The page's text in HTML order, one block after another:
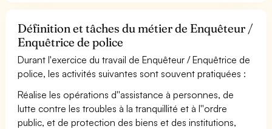
Définition et tâches du métier de Enquêteur /
Enquêtrice de police
Durant l'exercice du travail de Enquêteur / Enquêtrice de
police, les activités suivantes sont souvent pratiquées :
Réalise les opérations d''assistance à personnes, de
lutte contre les troubles à la tranquillité et à l''ordre
public, et de protection des biens et des institutions,